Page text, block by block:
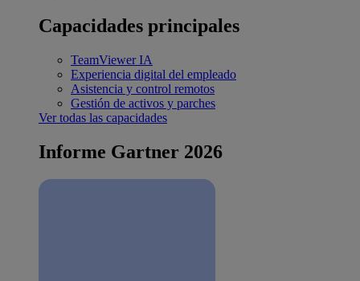
Capacidades principales
TeamViewer IA
Experiencia digital del empleado
Asistencia y control remotos
Gestión de activos y parches
Ver todas las capacidades
Informe Gartner 2026